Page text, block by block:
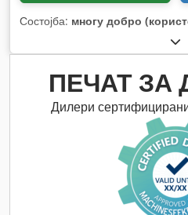
Состојба: многу добро
ПЕЧАТ ЗА
Дилери